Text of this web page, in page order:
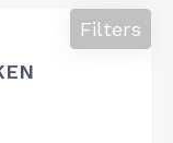
Filters